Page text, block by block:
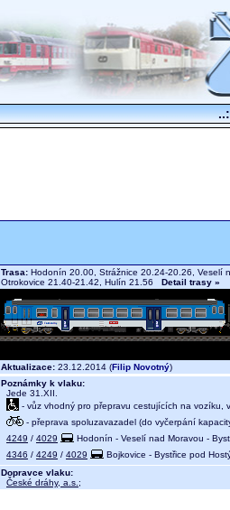
Trasa: Hodonín 20.00, Strážnice 20.24-20.26, Veselí
Otrokovice 21.40-21.42, Hulín 21.56 Detail trasy »
Aktualizace: 23.12.2014 (Filip Novotný)
Poznámky k vlaku:
Jede 31.XII.
- vůz vhodný pro přepravu cestujících na vozíku,
- přeprava spoluzavazadel (do vyčerpání
4249 / 4029
Hodonín - Veselí nad Moravou -
4346 / 4249 / 4029
Bojkovice - Bystřice pod
Dopravce vlaku:
České dráhy, a.s. ;